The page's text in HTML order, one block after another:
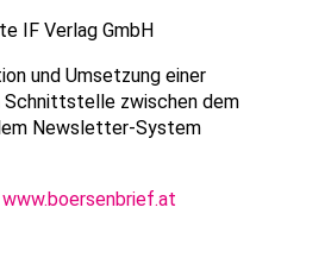
IF Verlag GmbH
und Umsetzung einer
zwischen dem
Newsletter-System
www.boersenbrief.at